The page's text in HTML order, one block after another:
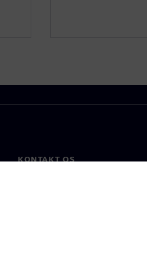
KONTAKT OS